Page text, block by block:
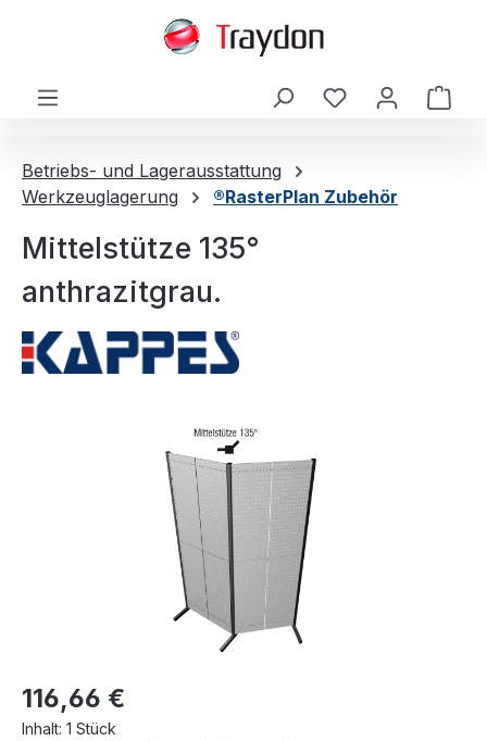
Betriebs- und Lagerausstattung
Werkzeuglagerung
®RasterPlan Zubehör
Mittelstütze 135°
anthrazitgrau.
Bildergalerie überspringen
116,66 €
Inhalt: 1 Stück